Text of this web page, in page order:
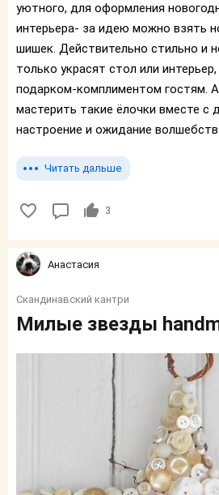
уютного, для оформления
интерьера- за идею можно взять
шишек. Действительно стильно и
только украсят стол или
подарком-комплиментом гостям.
мастерить такие ёлочки вместе с
настроение и ожидание
Читать дальше
3
Анастасия
Скандинавский кантри
Милые звезды